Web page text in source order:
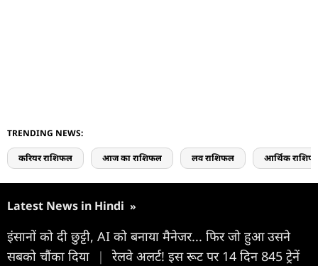
TRENDING NEWS:
करियर राशिफल आज का राशिफल लव राशिफल आर्थिक
Latest News in Hindi »
इंसानों को दी छुट्टी, AI को बनाया मैनेजर... फिर जो हुआ उसने
सबको चौंका दिया
|
रेलवे अलर्ट! इस रूट पर 14 दिन 845 ट्रेनें